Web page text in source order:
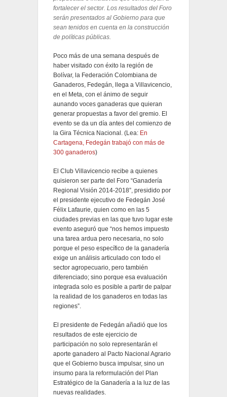
fortalecer el sector. Los resultados del Foro
serán presentados al Gobierno para que
sean tenidos en cuenta en la construcción
de políticas públicas.
Poco más de una semana después de
haber visitado con éxito la región de
Bolívar, la Federación Colombiana de
Ganaderos, Fedegán, llega a Villavicencio,
en el Meta, con el ánimo de seguir
aunando voces ganaderas que quieran
generar propuestas a favor del gremio. El
evento se da un día antes del comienzo de
la Gira Técnica Nacional. (Lea: En
Cartagena, Fedegán trabajó con más de
300 ganaderos)
El Club Villavicencio recibe a quienes
quisieron ser parte del Foro “Ganadería
Regional Visión 2014-2018”, presidido por
el presidente ejecutivo de Fedegán José
Félix Lafaurie, quien como en las 5
ciudades previas en las que tuvo lugar este
evento aseguró que “nos hemos impuesto
una tarea ardua pero necesaria, no solo
porque el peso específico de la ganadería
exige un análisis articulado con todo el
sector agropecuario, pero también
diferenciado; sino porque esa evaluación
integrada solo es posible a partir de palpar
la realidad de los ganaderos en todas las
regiones”.
El presidente de Fedegán añadió que los
resultados de este ejercicio de
participación no solo representarán el
aporte ganadero al Pacto Nacional Agrario
que el Gobierno busca impulsar, sino un
insumo para la reformulación del Plan
Estratégico de la Ganadería a la luz de las
nuevas realidades.